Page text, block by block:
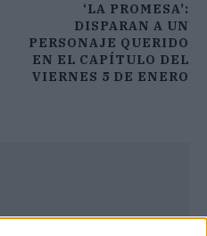
‘LA PROMESA’:
DISPARAN A UN
PERSONAJE QUERIDO
EN EL CAPÍTULO DEL
VIERNES 5 DE ENERO